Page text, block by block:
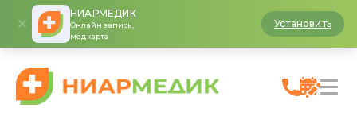
НИАРМЕДИК
Онлайн запись,
медкарта
Установить